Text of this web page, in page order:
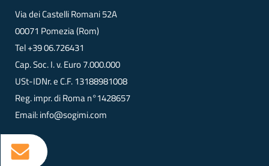
Via dei Castelli Romani 52A
00071 Pomezia (Rom)
Tel+39 06.726431
Cap. Soc. I. v. Euro 7.000.000
USt-IDNr. e C.F. 13188981008
Reg. impr. di Roma n°1428657
Email:info@sogimi.com